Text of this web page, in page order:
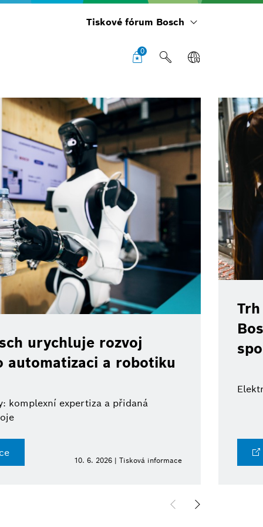
Tiskové fórum Bosch
0
urychluje rozvoj
automatizaci a robotiku
komplexní expertiza a přidaná
10. 6. 2026 | Tisková informace